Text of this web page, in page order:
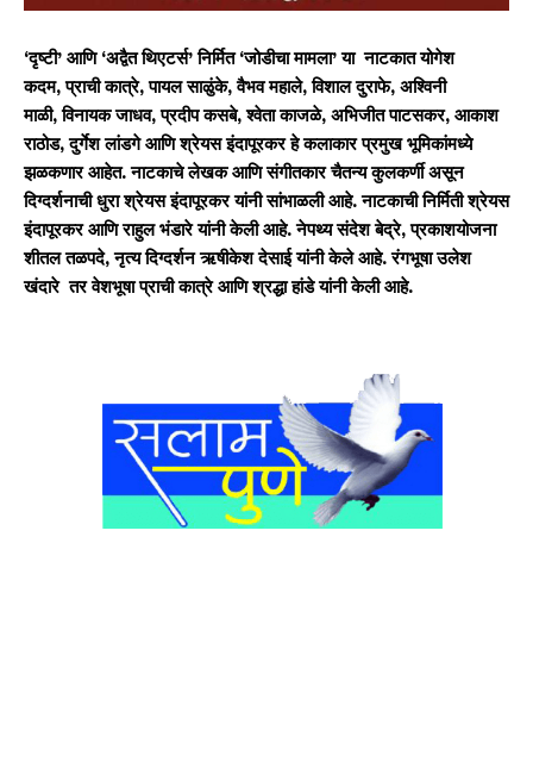
‘दृष्टी’ आणि ‘अद्वैत थिएटर्स’ निर्मित ‘जोडीचा मामला’ या नाटकात योगेश
कदम, प्राची कात्रे, पायल साळुंके, वैभव महाले, विशाल दुराफे, अश्विनी
माळी, विनायक जाधव, प्रदीप कसबे, श्वेता काजळे, अभिजीत पाटसकर, आकाश
राठोड, दुर्गेश लांडगे आणि श्रेयस इंदापूरकर हे कलाकार प्रमुख भूमिकांमध्ये
झळकणार आहेत. नाटकाचे लेखक आणि संगीतकार चैतन्य कुलकर्णी असून
दिग्दर्शनाची धुरा श्रेयस इंदापूरकर यांनी सांभाळली आहे. नाटकाची निर्मिती श्रेयस
इंदापूरकर आणि राहुल भंडारे यांनी केली आहे. नेपथ्य संदेश बेद्रे, प्रकाशयोजना
शीतल तळपदे, नृत्य दिग्दर्शन ऋषीकेश देसाई यांनी केले आहे. रंगभूषा उलेश
खंदारे तर वेशभूषा प्राची कात्रे आणि श्रद्धा हांडे यांनी केली आहे.